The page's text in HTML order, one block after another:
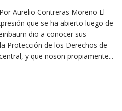
Aurelio Contreras Moreno El
que se ha abierto luego de
dio a conocer sus
Protección de los Derechos de
y que noson propiamente...